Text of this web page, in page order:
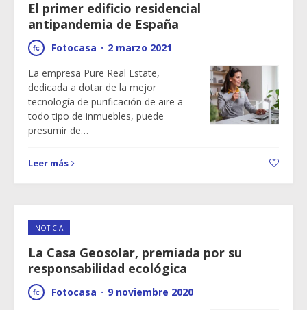
El primer edificio residencial
antipandemia de España
Fotocasa · 2 marzo 2021
La empresa Pure Real Estate,
dedicada a dotar de la mejor
tecnología de purificación de aire a
todo tipo de inmuebles, puede
presumir de…
Leer más
NOTICIA
La Casa Geosolar, premiada por su
responsabilidad ecológica
Fotocasa · 9 noviembre 2020